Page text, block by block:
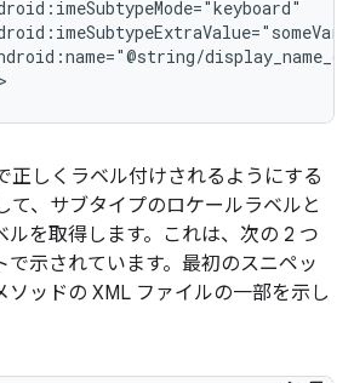
正しくラベル付けされるようにする
て、サブタイプのロケールラベルと
ルを取得します。これは、次の 2 つ
で示されています。最初のスニペッ
ソッドの XML ファイルの一部を示し